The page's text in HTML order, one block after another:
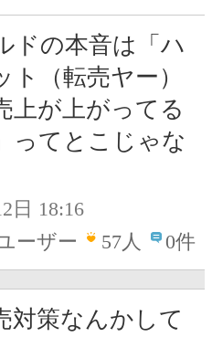
ドの本音は「ハ
ト（転売ヤー）
上が上がってる
ってとこじゃな
日 18:16
ーザー
57人 0件
対策なんかして